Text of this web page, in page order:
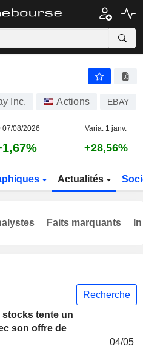
Inc. Actions EBAY
07/08/2026 Varia. 1 janv.
+28,56%
Actualités
Recherche
stocks tente un
son offre de
04/05
Faits marquants